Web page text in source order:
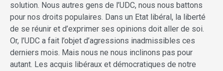
solution. Nous autres gens de l’UDC, nous nous battons
pour nos droits populaires. Dans un Etat libéral, la liberté
de se réunir et d’exprimer ses opinions doit aller de soi.
Or, l’UDC a fait l’objet d’agressions inadmissibles ces
derniers mois. Mais nous ne nous inclinons pas pour
autant. Les acquis libéraux et démocratiques de notre